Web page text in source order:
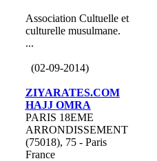
Association Cultuelle et
culturelle musulmane.
...
(02-09-2014)
ZIYARATES.COM
HAJJ OMRA
PARIS 18EME
ARRONDISSEMENT
(75018), 75 - Paris
France